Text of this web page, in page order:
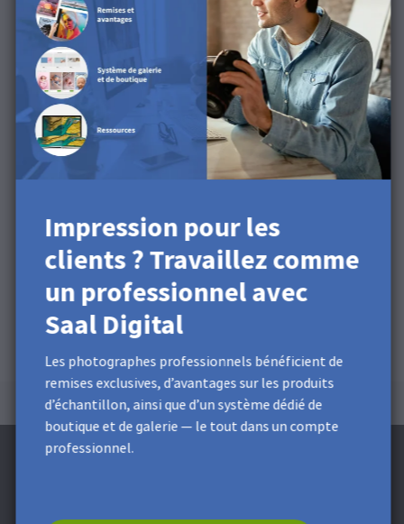
Découvrez la surface dans
notre vidéo produit
Impression pour les
clients ? Travaillez comme
un professionnel avec
Saal Digital
Les photographes professionnels bénéficient de
remises exclusives, d’avantages sur les produits
d’échantillon, ainsi que d’un système dédié de
boutique et de galerie — le tout dans un compte
professionnel.